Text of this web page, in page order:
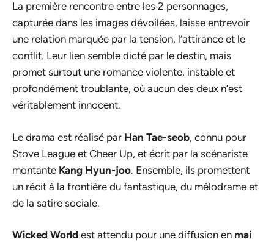
La première rencontre entre les 2 personnages,
capturée dans les images dévoilées, laisse entrevoir
une relation marquée par la tension, l’attirance et le
conflit. Leur lien semble dicté par le destin, mais
promet surtout une romance violente, instable et
profondément troublante, où aucun des deux n’est
véritablement innocent.
Le drama est réalisé par Han Tae-seob, connu pour
Stove League et Cheer Up, et écrit par la scénariste
montante Kang Hyun-joo. Ensemble, ils promettent
un récit à la frontière du fantastique, du mélodrame et
de la satire sociale.
Wicked World est attendu pour une diffusion en mai